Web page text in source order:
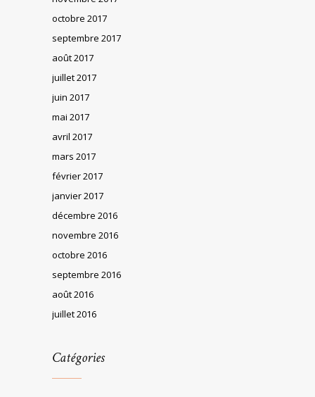
octobre 2017
septembre 2017
août 2017
juillet 2017
juin 2017
mai 2017
avril 2017
mars 2017
février 2017
janvier 2017
décembre 2016
novembre 2016
octobre 2016
septembre 2016
août 2016
juillet 2016
Catégories